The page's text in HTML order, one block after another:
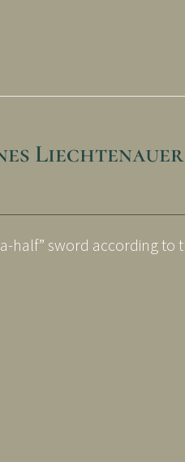
half” sword according to